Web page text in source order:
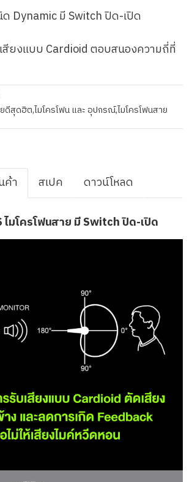
Dynamic มี Switch ปิด-เปิด
ยงแบบ Cardioid ตอบสนองความถี่ที่
ดีสุดฮิต,ไมโครโฟน และ อุปกรณ์,ไมโครโฟนสาย
ค้า สเปค ดาวน์โหลด
ไมโครโฟนสาย มี Switch ปิด-เปิด